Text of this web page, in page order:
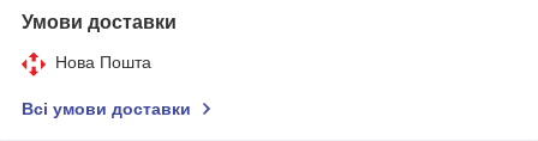
Умови доставки
Нова Пошта
Всі умови доставки